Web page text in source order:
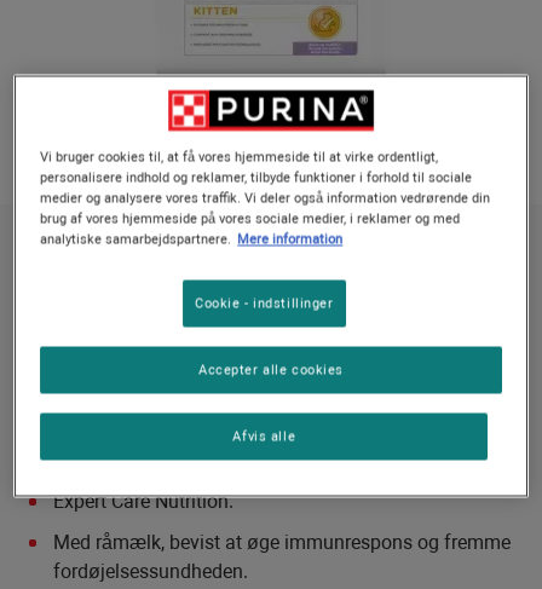
PURINA PRO PLAN ACTI-PROTECT kitten
PURINA PRO PLAN ACTI-PROTECT kitten
Ingen stemmer endnu
ACTI-PROTECT med råmælk.
Expert Care Nutrition.
Med råmælk, bevist at øge immunrespons og fremme
fordøjelsessundheden.
Vi bruger cookies til, at få vores hjemmeside til at virke ordentligt,
personalisere indhold og reklamer, tilbyde funktioner i forhold til sociale
medier og analysere vores traffik. Vi deler også information vedrørende din
brug af vores hjemmeside på vores sociale medier, i reklamer og med
analytiske samarbejdspartnere. Mere information
Cookie - indstillinger
Afvis alle
Accepter alle cookies